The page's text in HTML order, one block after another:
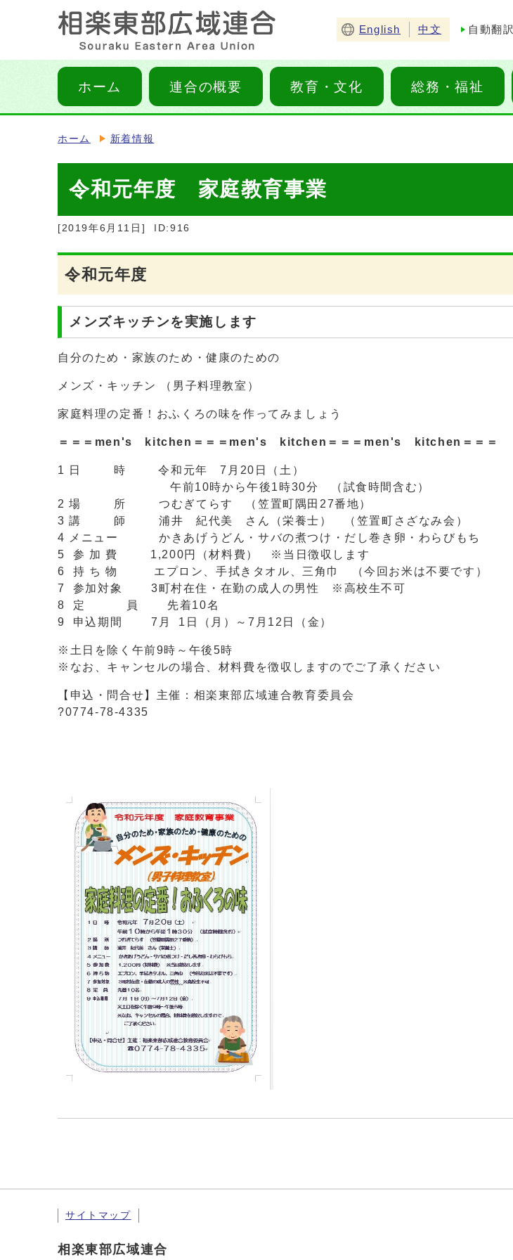
English 中文 自動翻訳
ホーム 連合の概要 教育・文化 総務・福祉
ホーム 新着情報
令和元年度 家庭教育事業
[2019年6月11日] ID:916
令和元年度
メンズキッチンを実施します
自分のため・家族のため・健康のための
メンズ・キッチン （男子料理教室）
家庭料理の定番！おふくろの味を作ってみましょう
＝＝＝men's kitchen＝＝＝ men's kitchen ＝＝＝men's kitchen＝＝＝
1 日 時 令和元年 7月20日（土）
午前10時から午後1時30分 （試食時間含む）
2 場 所 つむぎてらす （笠置町隅田27番地）
3 講 師 浦井 紀代美 さん（栄養士） （笠置町さざなみ会）
4 メニュー かきあげうどん・サバの煮つけ・だし巻き卵・わらびもち
5 参 加 費 1,200円（材料費） ※当日徴収します
6 持 ち 物 エプロン、手拭きタオル、三角巾 （今回お米は不要です）
7 参加対象 3町村在住・在勤の成人の男性 ※高校生不可
8 定 員 先着10名
9 申込期間 7月 1日（月）～7月12日（金）
※土日を除く午前9時～午後5時
※なお、キャンセルの場合、材料費を徴収しますのでご了承ください
【申込・問合せ】主催：相楽東部広域連合教育委員会
?0774-78-4335
サイトマップ
相楽東部広域連合